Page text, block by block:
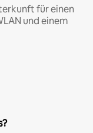
für einen
und einem